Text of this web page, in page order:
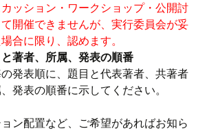
ッション・ワークショップ・公開討
開催できませんが、実行委員会が妥
合に限り、認めます。
著者、所属、発表の順番
発表順に、題目と代表著者、共著者
発表の順番に示してください。
ン配置など、ご希望があればお知ら